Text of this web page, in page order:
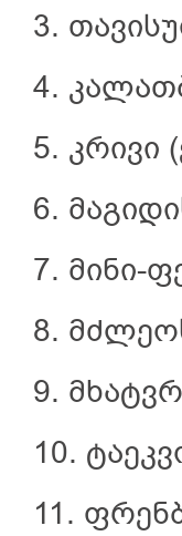
3.
4.
5. კრივი
6.
7. მინი-
8.
9.
10.
11.